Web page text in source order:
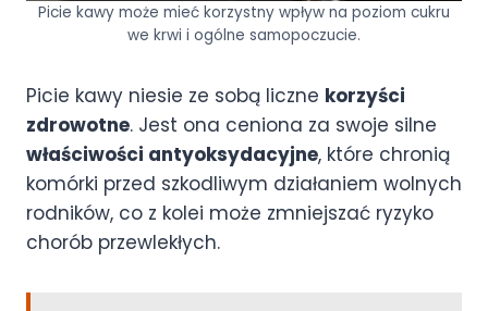
Picie kawy może mieć korzystny wpływ na poziom cukru
we krwi i ogólne samopoczucie.
Picie kawy niesie ze sobą liczne korzyści
zdrowotne. Jest ona ceniona za swoje silne
właściwości antyoksydacyjne, które chronią
komórki przed szkodliwym działaniem wolnych
rodników, co z kolei może zmniejszać ryzyko
chorób przewlekłych.